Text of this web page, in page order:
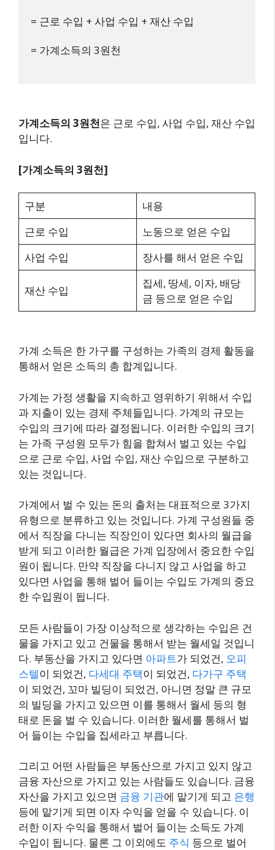
= 근로 수입 + 사업 수입 + 재산 수입
= 가계소득의 3원천
가계소득의 3원천은 근로 수입, 사업 수입, 재산 수입
입니다.
[가계소득의 3원천]
구분
내용
근로 수입
노동으로 얻은 수입
사업 수입
장사를 해서 얻은 수입
재산 수입
집세, 땅세, 이자, 배당
금 등으로 얻은 수입
가계 소득은 한 가구를 구성하는 가족의 경제 활동을
통해서 얻은 소득의 총 합계입니다.
가계는 가정 생활을 지속하고 영위하기 위해서 수입
과 지출이 있는 경제 주체들입니다. 가계의 규모는
수입의 크기에 따라 결정됩니다. 이러한 수입의 크기
는 가족 구성원 모두가 힘을 합쳐서 벌고 있는 수입
으로 근로 수입, 사업 수입, 재산 수입으로 구분하고
있는 것입니다.
가계에서 벌 수 있는 돈의 출처는 대표적으로 3가지
유형으로 분류하고 있는 것입니다. 가계 구성원들 중
에서 직장을 다니는 직장인이 있다면 회사의 월급을
받게 되고 이러한 월급은 가계 입장에서 중요한 수입
원이 됩니다. 만약 직장을 다니지 않고 사업을 하고
있다면 사업을 통해 벌어 들이는 수입도 가계의 중요
한 수입원이 됩니다.
모든 사람들이 가장 이상적으로 생각하는 수입은 건
물을 가지고 있고 건물을 통해서 받는 월세일 것입니
다. 부동산을 가지고 있다면 아파트가 되었건, 오피
스텔이 되었건, 다세대 주택이 되었건, 다가구 주택
이 되었건, 꼬마 빌딩이 되었건, 아니면 정말 큰 규모
의 빌딩을 가지고 있으면 이를 통해서 월세 등의 형
태로 돈을 벌 수 있습니다. 이러한 월세를 통해서 벌
어 들이는 수입을 집세라고 부릅니다.
그리고 어떤 사람들은 부동산으로 가지고 있지 않고
금융 자산으로 가지고 있는 사람들도 있습니다. 금융
자산을 가지고 있으면 금융 기관에 맡기게 되고 은행
등에 맡기게 되면 이자 수익을 얻을 수 있습니다. 이
러한 이자 수익을 통해서 벌어 들이는 소득도 가계
수입이 됩니다. 물론 그 이외에도 주식 등으로 벌어